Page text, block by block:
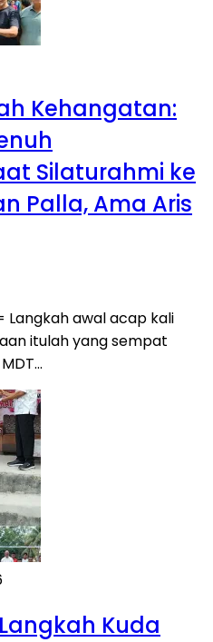
Kehangatan:
Silaturahmi ke
Palla, Ama Aris
Langkah awal acap kali
itulah yang sempat
Kuda